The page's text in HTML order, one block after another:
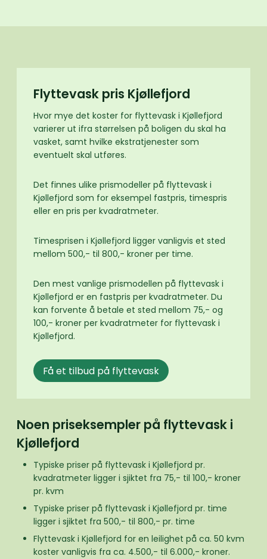
Flyttevask pris Kjøllefjord
Hvor mye det koster for flyttevask i Kjøllefjord
varierer ut ifra størrelsen på boligen du skal ha
vasket, samt hvilke ekstratjenester som
eventuelt skal utføres.
Det finnes ulike prismodeller på flyttevask i
Kjøllefjord som for eksempel fastpris, timespris
eller en pris per kvadratmeter.
Timesprisen i Kjøllefjord ligger vanligvis et sted
mellom 500,- til 800,- kroner per time.
Den mest vanlige prismodellen på flyttevask i
Kjøllefjord er en fastpris per kvadratmeter. Du
kan forvente å betale et sted mellom 75,- og
100,- kroner per kvadratmeter for flyttevask i
Kjøllefjord.
Få et tilbud på flyttevask
Noen priseksempler på flyttevask i
Kjøllefjord
Typiske priser på flyttevask i Kjøllefjord pr.
kvadratmeter ligger i sjiktet fra 75,- til 100,- kroner
pr. kvm
Typiske priser på flyttevask i Kjøllefjord pr. time
ligger i sjiktet fra 500,- til 800,- pr. time
Flyttevask i Kjøllefjord for en leilighet på ca. 50 kvm
koster vanligvis fra ca. 4.500,- til 6.000,- kroner.